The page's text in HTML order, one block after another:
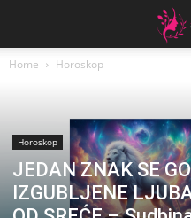
Home Horoskop
Horoskop
JEDAN ZNAK SE
IZGUBLJENE